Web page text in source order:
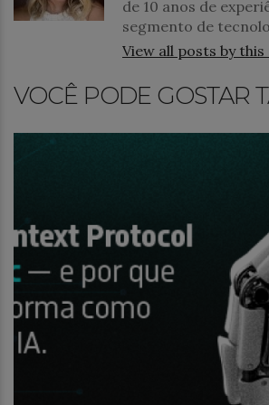
de 10 anos de
segmento de
View all posts by
VOCÊ PODE GOSTAR